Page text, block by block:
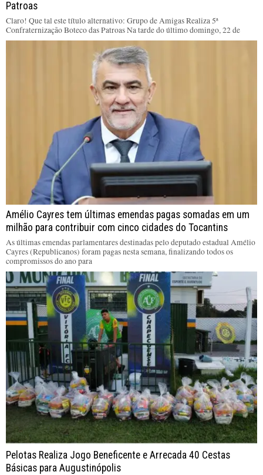
Patroas
Claro! Que tal este título alternativo: Grupo de Amigas Realiza 5ª
Confraternização Boteco das Patroas Na tarde do último domingo, 22 de
Amélio Cayres tem últimas emendas pagas somadas em um
milhão para contribuir com cinco cidades do Tocantins
As últimas emendas parlamentares destinadas pelo deputado estadual Amélio
Cayres (Republicanos) foram pagas nesta semana, finalizando todos os
compromissos do ano para
Pelotas Realiza Jogo Beneficente e Arrecada 40 Cestas
Básicas para Augustinópolis